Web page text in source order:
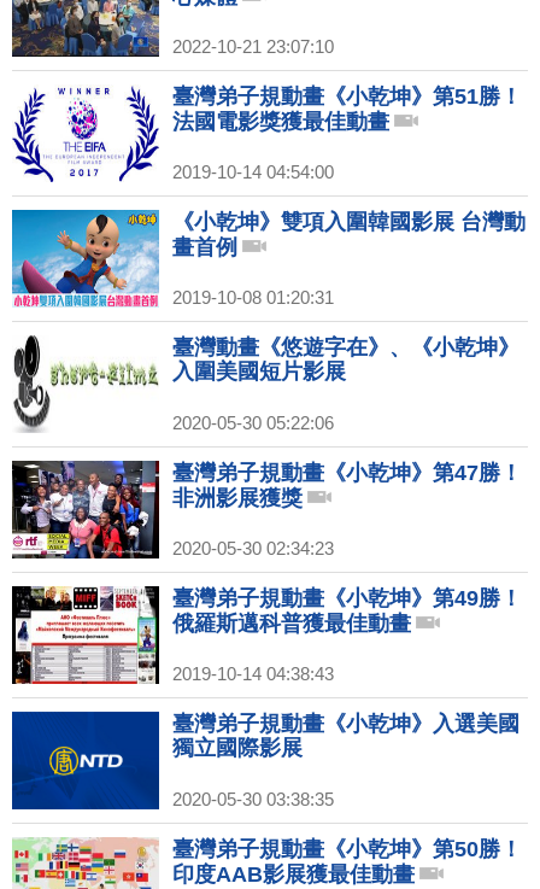
2022-10-21 23:07:10
臺灣弟子規動畫《小乾坤》第51勝！
法國電影獎獲最佳動畫
2019-10-14 04:54:00
《小乾坤》雙項入圍韓國影展 台灣動
畫首例
2019-10-08 01:20:31
臺灣動畫《悠遊字在》、《小乾坤》
入圍美國短片影展
2020-05-30 05:22:06
臺灣弟子規動畫《小乾坤》第47勝！
非洲影展獲獎
2020-05-30 02:34:23
臺灣弟子規動畫《小乾坤》第49勝！
俄羅斯邁科普獲最佳動畫
2019-10-14 04:38:43
臺灣弟子規動畫《小乾坤》入選美國
獨立國際影展
2020-05-30 03:38:35
臺灣弟子規動畫《小乾坤》第50勝！
印度AAB影展獲最佳動畫